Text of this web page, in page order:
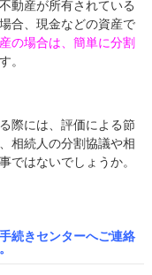
動産が所有されている
合、現金などの資産で
の場合は、簡単に分割
。
際には、評価による節
相続人の分割協議や相
ではないでしょうか。
続きセンターへご連絡